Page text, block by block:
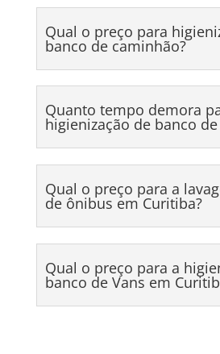
Qual o preço para
banco de caminhão?
Quanto tempo demora
higienização de banco
Qual o preço para a
de ônibus em Curitiba?
Qual o preço para a
banco de Vans em